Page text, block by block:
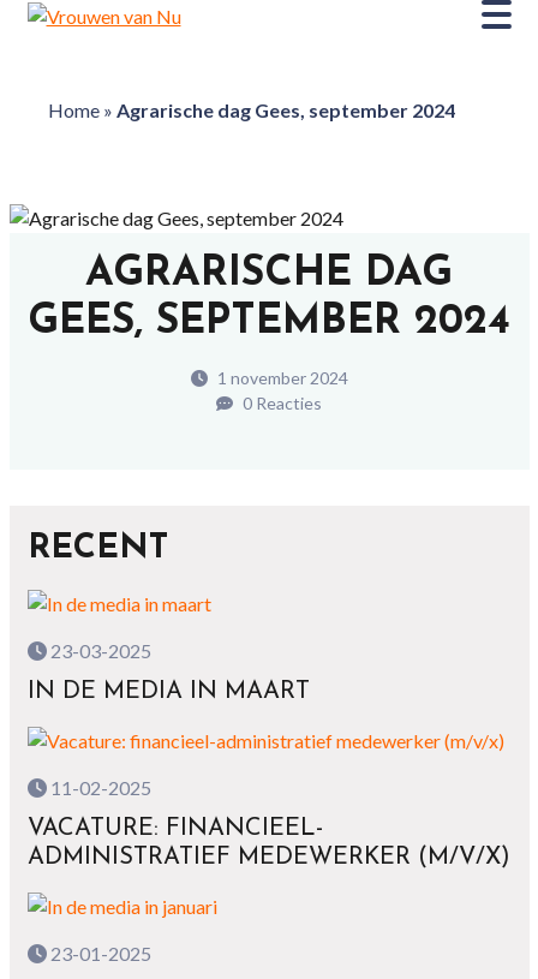
Home» Agrarische dag Gees, september 2024
AGRARISCHE DAG
GEES, SEPTEMBER 2024
1 november 2024
0 Reacties
RECENT
23-03-2025
IN DE MEDIA IN MAART
11-02-2025
VACATURE: FINANCIEEL-
ADMINISTRATIEF MEDEWERKER (M/V/X)
23-01-2025